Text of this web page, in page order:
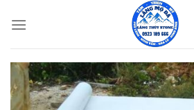
qua
dung